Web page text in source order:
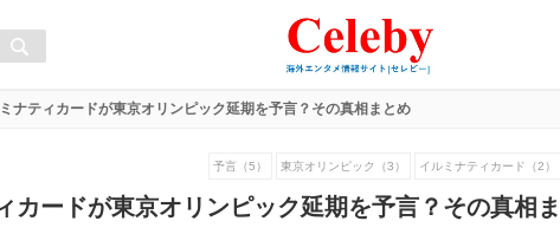
ナティカードが東京オリンピック延期を予言？その真相まとめ
予言（5） 東京オリンピック（3） イルミナティカード（2）
カードが東京オリンピック延期を予言？その真相ま